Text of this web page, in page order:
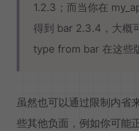
1.2.3；而当你在
得到 bar 2.3.4，大概
type from bar 在这些
虽然也可以通过限制内省
些其他负面，例如你可能